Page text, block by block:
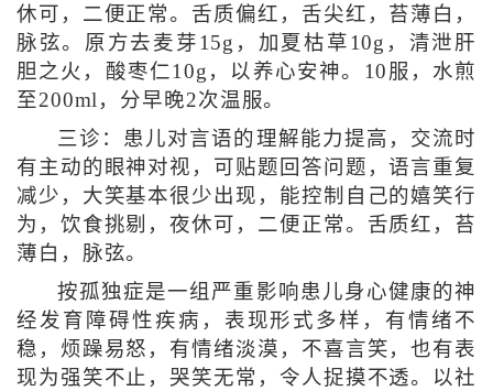
休可，二便正常。舌质偏红，舌尖红，苔薄白，
脉弦。原方去麦芽15g，加夏枯草10g，清泄肝
胆之火，酸枣仁10g，以养心安神。10服，水煎
至200ml，分早晚2次温服。
三诊：患儿对言语的理解能力提高，交流时
有主动的眼神对视，可贴题回答问题，语言重复
减少，大笑基本很少出现，能控制自己的嬉笑行
为，饮食挑剔，夜休可，二便正常。舌质红，苔
薄白，脉弦。
按孤独症是一组严重影响患儿身心健康的神
经发育障碍性疾病，表现形式多样，有情绪不
稳，烦躁易怒，有情绪淡漠，不喜言笑，也有表
现为强笑不止，哭笑无常，令人捉摸不透。以社